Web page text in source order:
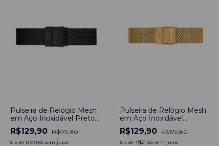
Pulseira de Relógio Mesh
em Aço Inoxidável Preto
10mm Engate rápido
R$129,90 R$179,80
6 x de R$21,65 sem juros
Pulseira de Relógio Mesh
em Aço Inoxidável
Dourado 10mm Engate
Rápido
R$129,90 R$179,80
6 x de R$21,65 sem juros